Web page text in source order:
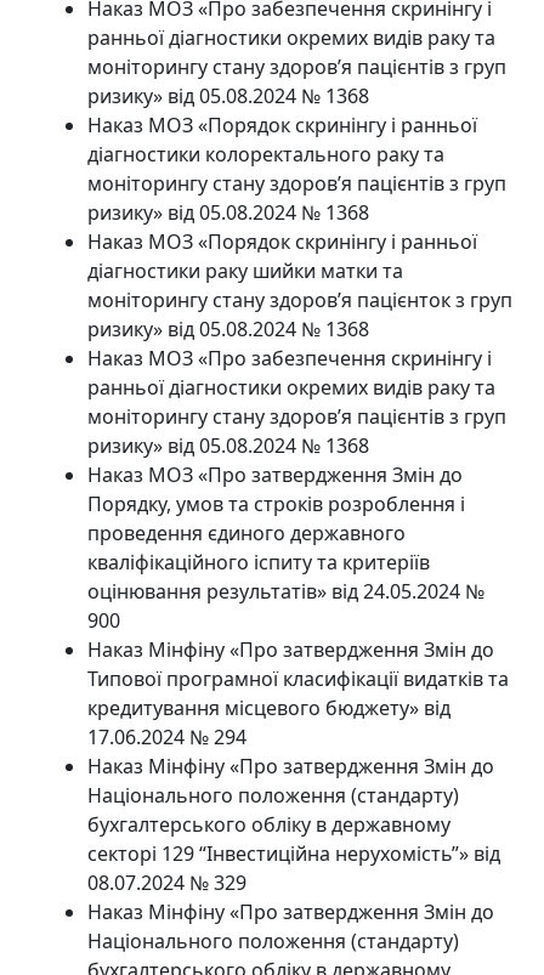
Наказ МОЗ «Про забезпечення скринінгу і
ранньої діагностики окремих видів раку та
моніторингу стану здоров’я пацієнтів з груп
ризику» від 05.08.2024 № 1368
Наказ МОЗ «Порядок скринінгу і ранньої
діагностики колоректального раку та
моніторингу стану здоров’я пацієнтів з груп
ризику» від 05.08.2024 № 1368
Наказ МОЗ «Порядок скринінгу і ранньої
діагностики раку шийки матки та
моніторингу стану здоров’я пацієнток з груп
ризику» від 05.08.2024 № 1368
Наказ МОЗ «Про забезпечення скринінгу і
ранньої діагностики окремих видів раку та
моніторингу стану здоров’я пацієнтів з груп
ризику» від 05.08.2024 № 1368
Наказ МОЗ «Про затвердження Змін до
Порядку, умов та строків розроблення і
проведення єдиного державного
кваліфікаційного іспиту та критеріїв
оцінювання результатів» від 24.05.2024 №
900
Наказ Мінфіну «Про затвердження Змін до
Типової програмної класифікації видатків та
кредитування місцевого бюджету» від
17.06.2024 № 294
Наказ Мінфіну «Про затвердження Змін до
Національного положення (стандарту)
бухгалтерського обліку в державному
секторі 129 “Інвестиційна нерухомість”» від
08.07.2024 № 329
Наказ Мінфіну «Про затвердження Змін до
Національного положення (стандарту)